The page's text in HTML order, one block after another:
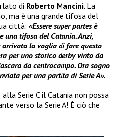
di Roberto Mancini. La
ma è una grande tifosa del
città: «Essere super partes è
una tifosa del Catania. Anzi,
arrivata la voglia di fare questo
per uno storico derby vinto da
da centrocampo. Ora sogno
per una partita di Serie A».
alla Serie C il Catania non possa
verso la Serie A! È ciò che